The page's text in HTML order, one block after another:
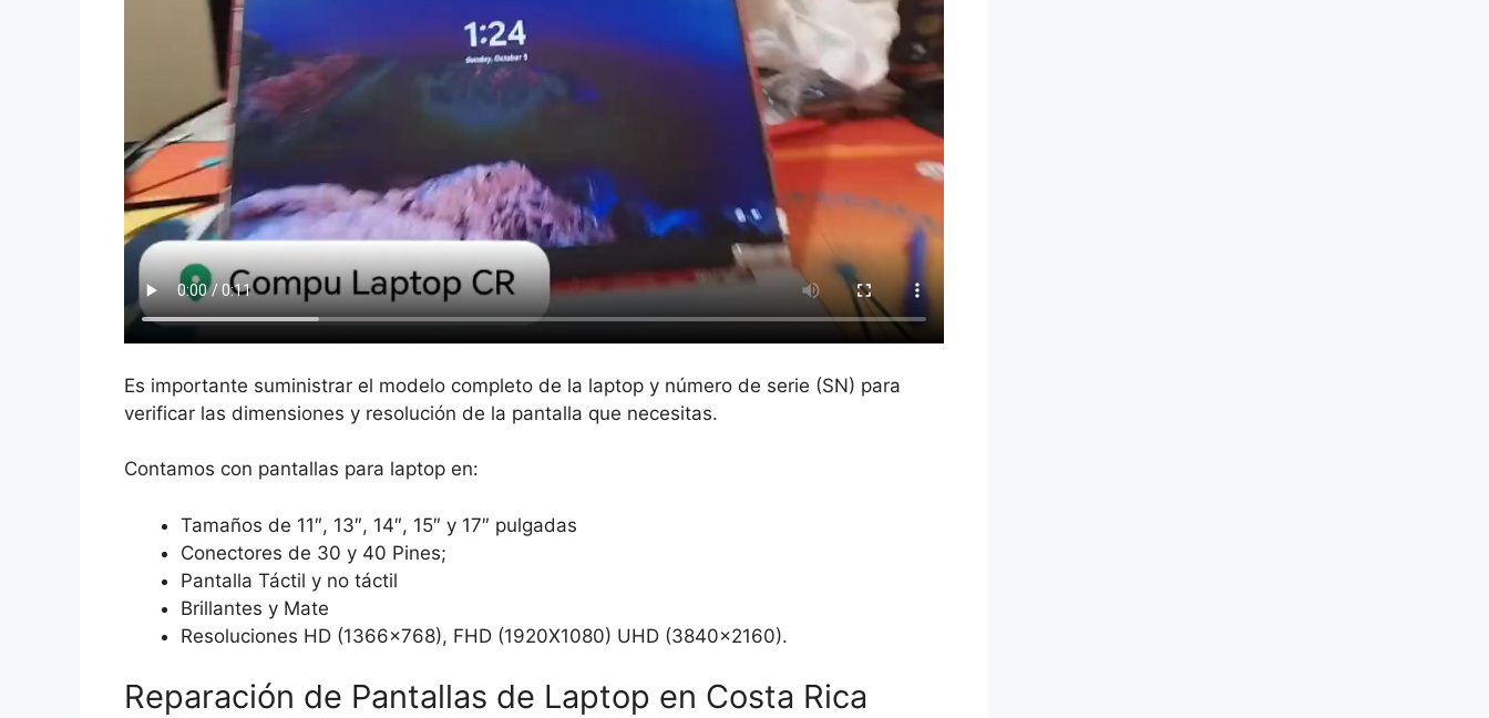
Es importante suministrar el modelo completo de la laptop y número de serie (SN) para
verificar las dimensiones y resolución de la pantalla que necesitas.
Contamos con pantallas para laptop en:
Tamaños de 11″, 13″, 14″, 15″ y 17″ pulgadas
Conectores de 30 y 40 Pines;
Pantalla Táctil y no táctil
Brillantes y Mate
Resoluciones HD (1366×768), FHD (1920X1080) UHD (3840×2160).
Reparación de Pantallas de Laptop en Costa Rica